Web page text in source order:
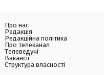
Про нас
Редакція
Редакційна політика
Про телеканал
Телеведучі
Вакансії
Структура власності